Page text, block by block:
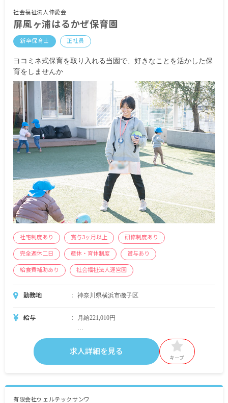
社会福祉法人伸愛会
屏風ヶ浦はるかぜ保育園
新卒保育士 正社員
ヨコミネ式保育を取り入れる当園で、好きなことを活かした保
育をしませんか
社宅制度あり 賞与3ヶ月以上 研修制度あり
完全週休二日 産休・育休制度 賞与あり
給食費補助あり 社会福祉法人運営園
勤務地 神奈川県横浜市磯子区
給与 月給221,010円
・別途支給
交通費支給（非課税範囲内支給）
早遅番手当
キャンプ手当
求人詳細を見る
キープ
有限会社ウェルテックサンワ